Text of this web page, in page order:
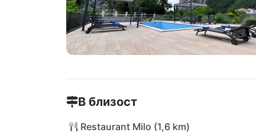
В близост
Restaurant Milo (1,6 km)